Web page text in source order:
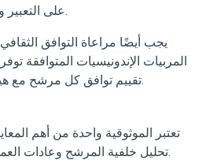
على التعبير وفهم توقعات الأسرة مهمة.
يجب أيضًا مراعاة التوافق
المربيات الإندونيسيات المتوافقة
تقييم توافق كل مرشح مع هيكل الأسرة بشكل منفصل.
تعتبر الموثوقية واحدة من أهم
تحليل خلفية المرشح وعادات العمل ووعي المسؤولية بعناية.